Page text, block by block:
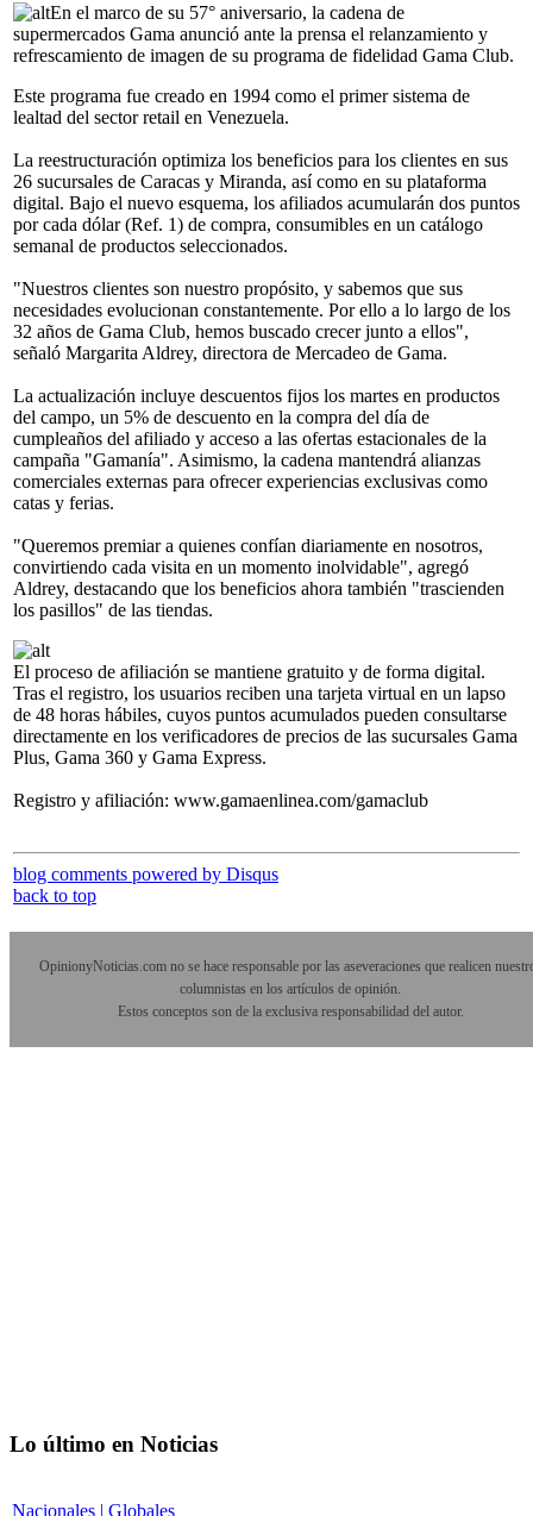
En el marco de su 57° aniversario, la cadena de
supermercados Gama anunció ante la prensa el relanzamiento y
refrescamiento de imagen de su programa de fidelidad Gama Club.
Este programa fue creado en 1994 como el primer sistema de
lealtad del sector retail en Venezuela.
La reestructuración optimiza los beneficios para los clientes en sus
26 sucursales de Caracas y Miranda, así como en su plataforma
digital. Bajo el nuevo esquema, los afiliados acumularán dos puntos
por cada dólar (Ref. 1) de compra, consumibles en un catálogo
semanal de productos seleccionados.
"Nuestros clientes son nuestro propósito, y sabemos que sus
necesidades evolucionan constantemente. Por ello a lo largo de los
32 años de Gama Club, hemos buscado crecer junto a ellos",
señaló Margarita Aldrey, directora de Mercadeo de Gama.
La actualización incluye descuentos fijos los martes en productos
del campo, un 5% de descuento en la compra del día de
cumpleaños del afiliado y acceso a las ofertas estacionales de la
campaña "Gamanía". Asimismo, la cadena mantendrá alianzas
comerciales externas para ofrecer experiencias exclusivas como
catas y ferias.
"Queremos premiar a quienes confían diariamente en nosotros,
convirtiendo cada visita en un momento inolvidable", agregó
Aldrey, destacando que los beneficios ahora también "trascienden
los pasillos" de las tiendas.
El proceso de afiliación se mantiene gratuito y de forma digital.
Tras el registro, los usuarios reciben una tarjeta virtual en un lapso
de 48 horas hábiles, cuyos puntos acumulados pueden consultarse
directamente en los verificadores de precios de las sucursales Gama
Plus, Gama 360 y Gama Express.
Registro y afiliación: www.gamaenlinea.com/gamaclub
blog comments powered by Disqus
back to top
OpinionyNoticias.com no se hace responsable por las aseveraciones que realicen
columnistas en los artículos de opinión.
Estos conceptos son de la exclusiva responsabilidad del autor.
Lo último en Noticias
Nacionales | Globales